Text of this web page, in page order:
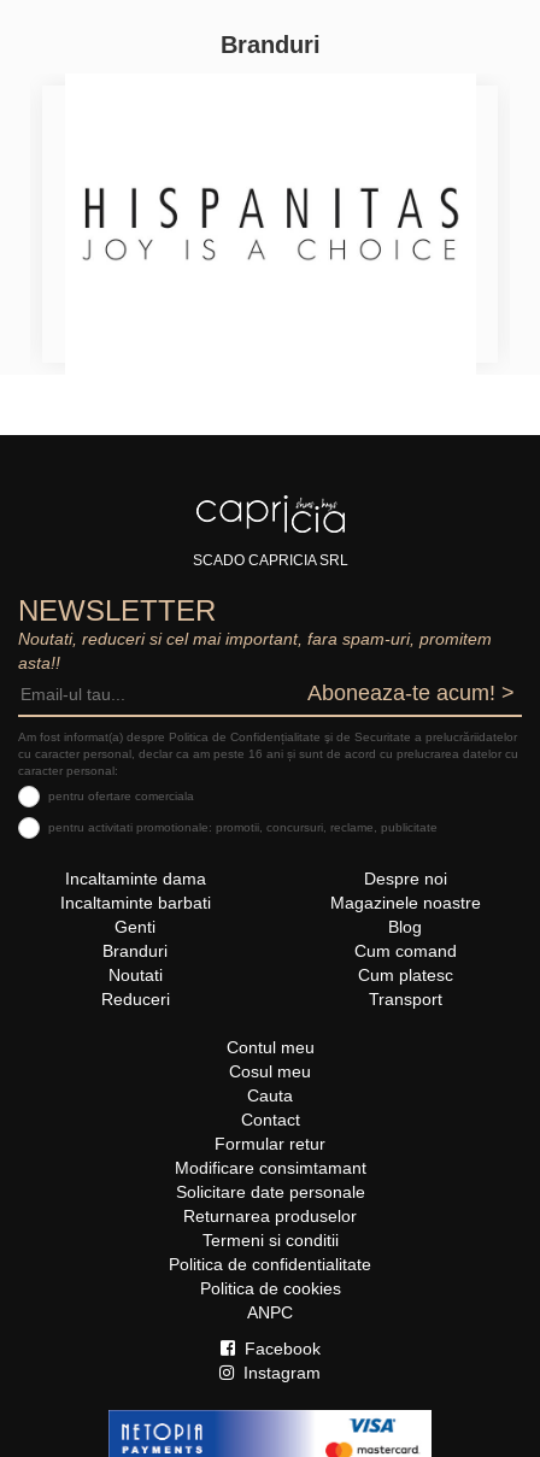
Branduri
SCADO CAPRICIA SRL
NEWSLETTER
Noutati, reduceri si cel mai important, fara spam-uri, promitem
asta!!
Aboneaza-te acum! >
Am fost informat(a) despre Politica de Confidențialitate şi de Securitate a prelucrăriidatelor
cu caracter personal, declar ca am peste 16 ani și sunt de acord cu prelucrarea datelor cu
caracter personal:
pentru ofertare comerciala
pentru activitati promotionale: promotii, concursuri, reclame, publicitate
Incaltaminte dama
Incaltaminte barbati
Genti
Branduri
Noutati
Reduceri
Despre noi
Magazinele noastre
Blog
Cum comand
Cum platesc
Transport
Contul meu
Cosul meu
Cauta
Contact
Formular retur
Modificare consimtamant
Solicitare date personale
Returnarea produselor
Termeni si conditii
Politica de confidentialitate
Politica de cookies
ANPC
Facebook
Instagram